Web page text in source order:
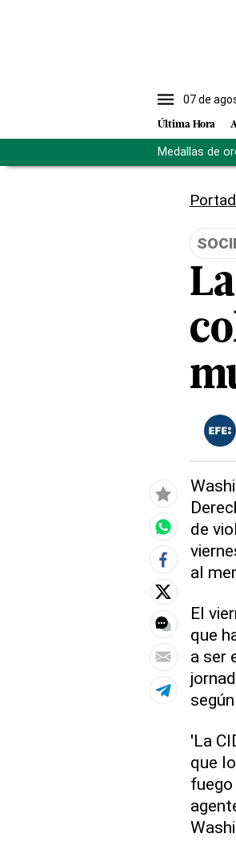
07 de
Última Hora
Medallas de
de
al
El
que
a ser
'La
que